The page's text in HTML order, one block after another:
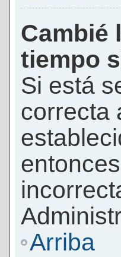
Cambié
tiempo
Si está
correcta
Arriba